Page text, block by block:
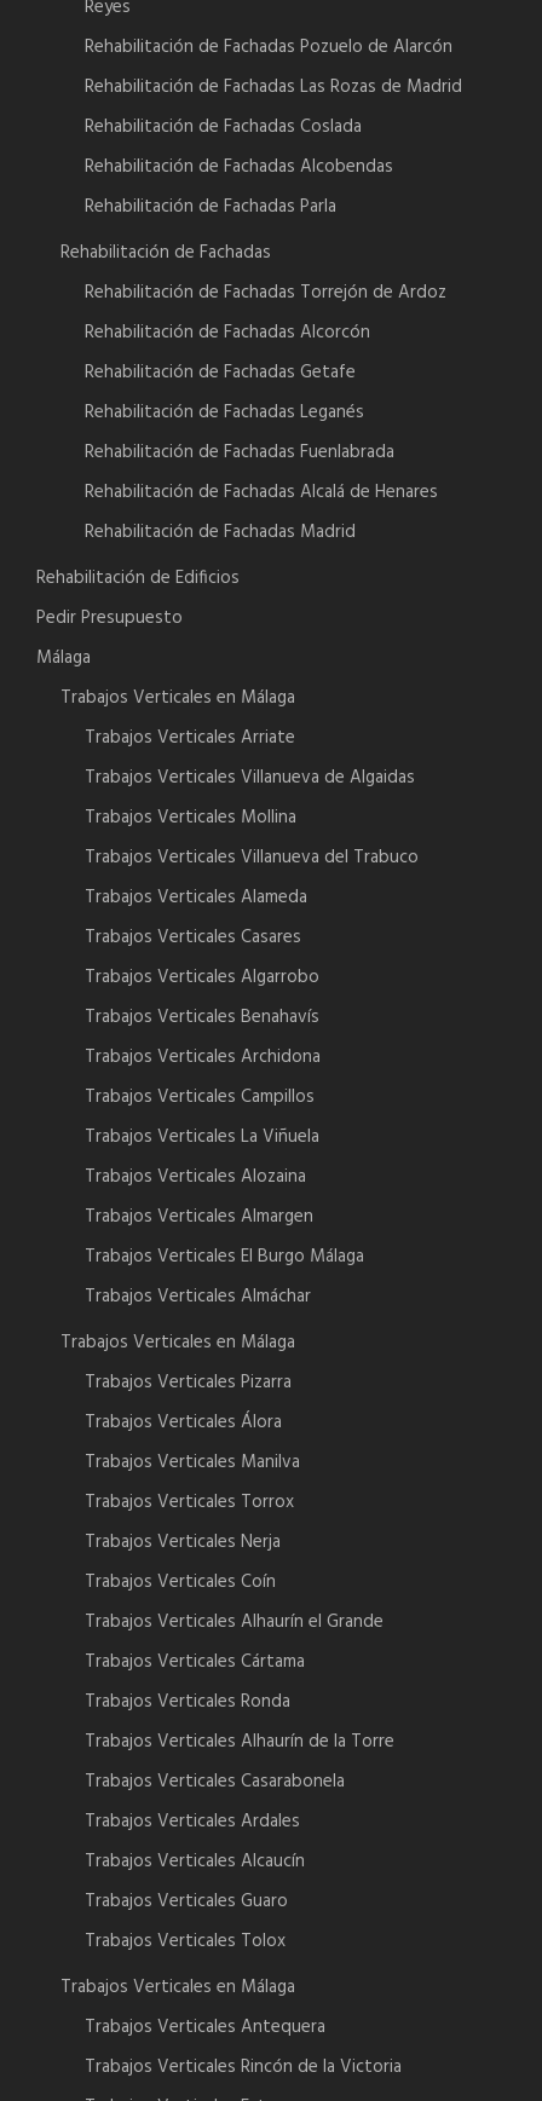
Reyes
Rehabilitación de Fachadas Pozuelo de Alarcón
Rehabilitación de Fachadas Las Rozas de Madrid
Rehabilitación de Fachadas Coslada
Rehabilitación de Fachadas Alcobendas
Rehabilitación de Fachadas Parla
Rehabilitación de Fachadas
Rehabilitación de Fachadas Torrejón de Ardoz
Rehabilitación de Fachadas Alcorcón
Rehabilitación de Fachadas Getafe
Rehabilitación de Fachadas Leganés
Rehabilitación de Fachadas Fuenlabrada
Rehabilitación de Fachadas Alcalá de Henares
Rehabilitación de Fachadas Madrid
Rehabilitación de Edificios
Pedir Presupuesto
Málaga
Trabajos Verticales en Málaga
Trabajos Verticales Arriate
Trabajos Verticales Villanueva de Algaidas
Trabajos Verticales Mollina
Trabajos Verticales Villanueva del Trabuco
Trabajos Verticales Alameda
Trabajos Verticales Casares
Trabajos Verticales Algarrobo
Trabajos Verticales Benahavís
Trabajos Verticales Archidona
Trabajos Verticales Campillos
Trabajos Verticales La Viñuela
Trabajos Verticales Alozaina
Trabajos Verticales Almargen
Trabajos Verticales El Burgo Málaga
Trabajos Verticales Almáchar
Trabajos Verticales en Málaga
Trabajos Verticales Pizarra
Trabajos Verticales Álora
Trabajos Verticales Manilva
Trabajos Verticales Torrox
Trabajos Verticales Nerja
Trabajos Verticales Coín
Trabajos Verticales Alhaurín el Grande
Trabajos Verticales Cártama
Trabajos Verticales Ronda
Trabajos Verticales Alhaurín de la Torre
Trabajos Verticales Casarabonela
Trabajos Verticales Ardales
Trabajos Verticales Alcaucín
Trabajos Verticales Guaro
Trabajos Verticales Tolox
Trabajos Verticales en Málaga
Trabajos Verticales Antequera
Trabajos Verticales Rincón de la Victoria